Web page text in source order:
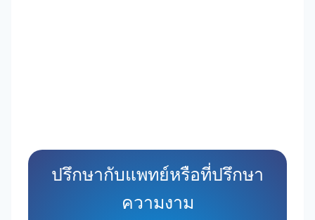
ปรึกษากับแพทย์หรือที่ปรึกษา
ความงาม